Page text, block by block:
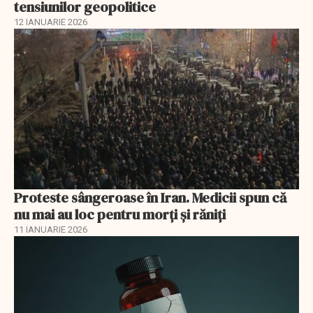
tensiunilor geopolitice
12 IANUARIE 2026
Proteste sângeroase în Iran. Medicii spun că
nu mai au loc pentru morți și răniți
11 IANUARIE 2026